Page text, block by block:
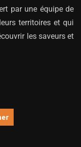
par une équipe de
territoires et qui
les saveurs et